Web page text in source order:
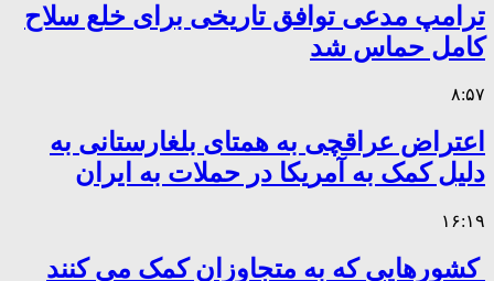
ترامپ مدعی توافق تاریخی برای خلع سلاح
کامل حماس شد
۸:۵۷
اعتراض عراقچی به همتای بلغارستانی به
دلیل کمک به آمریکا در حملات به ایران
۱۶:۱۹
کشورهایی که به متجاوزان کمک می کنند